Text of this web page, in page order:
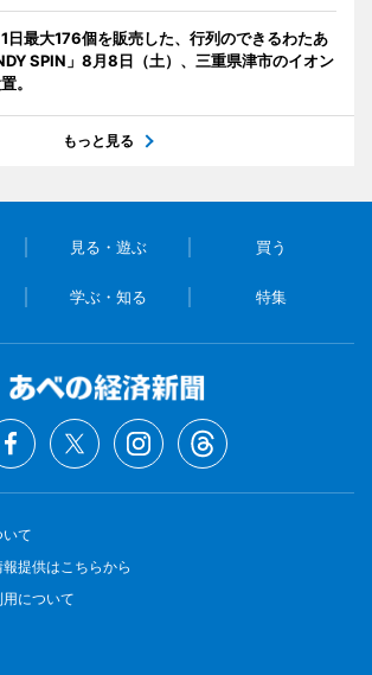
1日最大176個を販売した、行列のできるわたあ
SPIN」8月8日（土）、三重県津市のイオン
。
もっと見る
見る・遊ぶ 買う
学ぶ・知る 特集
て
提供はこちらから
について